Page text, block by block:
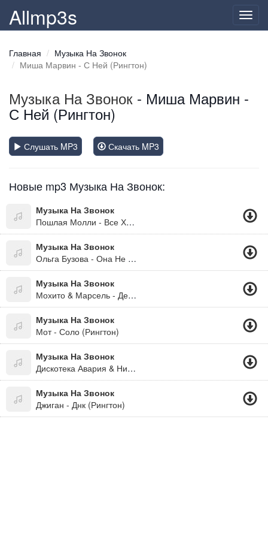
Allmp3s
Главная
Музыка На Звонок
Миша Марвин - С Ней (Рингтон)
Музыка На Звонок - Миша Марвин -
С Ней (Рингтон)
Слушать MP3 Скачать MP3
Новые mp3 Музыка На Звонок:
Музыка На Звонок
Пошлая Молли - Все Хотят Меня Поцеловать (Версия 2) (Рингтон)
Музыка На Звонок
Ольга Бузова - Она Не Боится (Версия 2) (Рингтон)
Музыка На Звонок
Мохито & Марсель - Делать Тебя Счастливым (Версия 2) (Рингтон)
Музыка На Звонок
Мот - Соло (Рингтон)
Музыка На Звонок
Дискотека Авария & Николай Басков - Фантазёр (Рингтон)
Музыка На Звонок
Джиган - Днк (Рингтон)